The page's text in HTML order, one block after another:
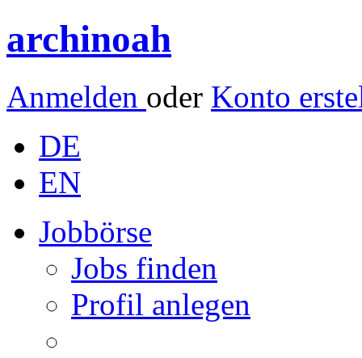
archinoah
Anmelden oder Konto
DE
EN
Jobbörse
Jobs finden
Profil anlegen